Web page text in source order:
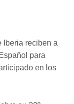
Iberia reciben a
para
en los